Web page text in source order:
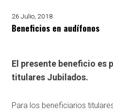
26 Julio, 2018
Beneficios en audífonos
El presente beneficio es
titulares Jubilados.
Para los beneficiarios